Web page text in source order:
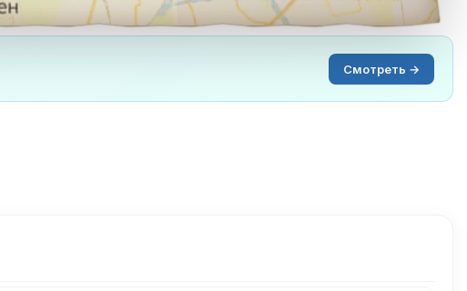
Смотреть →